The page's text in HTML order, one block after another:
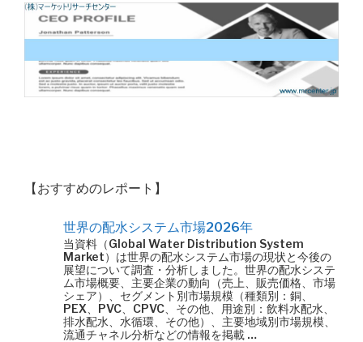
【おすすめのレポート】
世界の配水システム市場2026年
当資料（Global Water Distribution System
Market）は世界の配水システム市場の現状と今後の
展望について調査・分析しました。世界の配水システ
ム市場概要、主要企業の動向（売上、販売価格、市場
シェア）、セグメント別市場規模（種類別：銅、
PEX、PVC、CPVC、その他、用途別：飲料水配水、
排水配水、水循環、その他）、主要地域別市場規模、
流通チャネル分析などの情報を掲載 …